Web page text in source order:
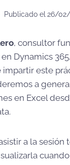
Publicado el 26/
, consultor
Dynamics
impartir este
a
en Excel
a la sesión